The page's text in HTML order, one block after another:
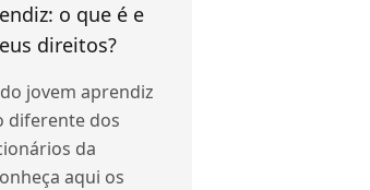
o que é e
direitos?
jovem aprendiz
diferente dos
da
aqui os